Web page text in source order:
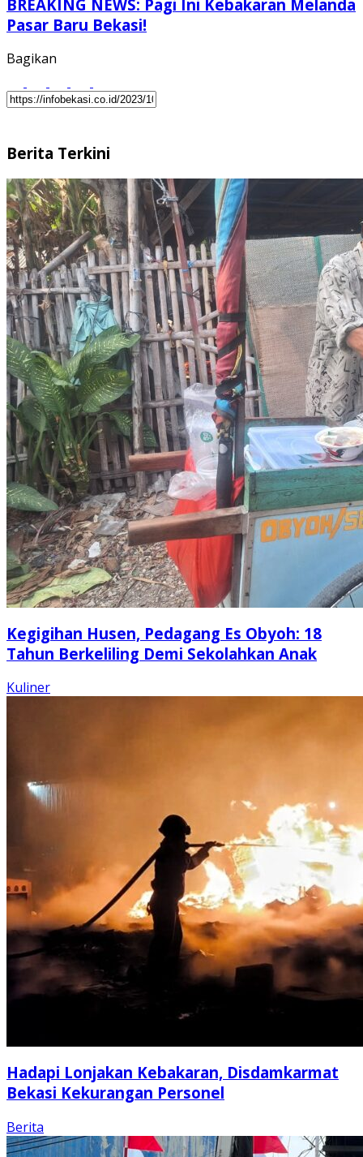
BREAKING NEWS: Pagi Ini Kebakaran Melanda
Pasar Baru Bekasi!
Bagikan
Berita Terkini
Kegigihan Husen, Pedagang Es Obyoh: 18
Tahun Berkeliling Demi Sekolahkan Anak
Kuliner
Hadapi Lonjakan Kebakaran, Disdamkarmat
Bekasi Kekurangan Personel
Berita